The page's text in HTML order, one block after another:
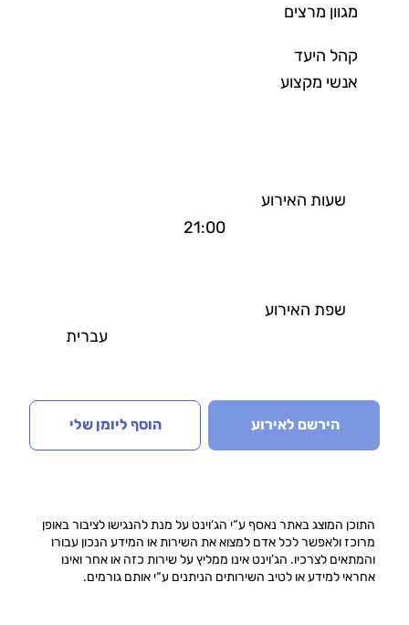
מגוון מרצים
קהל היעד
אנשי מקצוע
הוסף ליומן שלי הירשם לאירוע
שעות האירוע
21:00
שפת האירוע
עברית
התוכן המוצג באתר נאסף ע“י הג‘וינט על מנת להנגישו לציבור באופן
מרוכז ולאפשר לכל אדם למצוא את השירות או המידע הנכון עבורו
והמתאים לצרכיו. הג’וינט אינו ממליץ על שירות כזה או אחר ואינו
אחראי למידע או לטיב השירותים הניתנים ע“י אותם גורמים.